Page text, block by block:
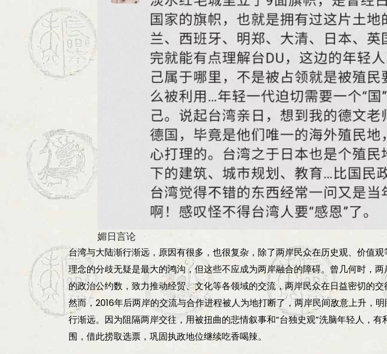
媚日言论
台湾与大陆渐行渐远，原因有很多，也很复杂，除了两岸民众在历史观、价值
理念的分歧无疑是最大的鸿沟，但这些不应成为两岸融合的障碍。曾几何时，
的政治公约数，致力推动经贸、文化等各领域的交流，两岸民众在日益密切的交
然而，2016年后两岸的交流与合作进程被人为地打断了，两岸民间敌意上升，
行渐远。因为阻隔两岸交往，用被扭曲的悲情叙事和“台独史观”洗脑年轻人，
围，借此捞取选票，巩固执政地位继续吃香喝辣。